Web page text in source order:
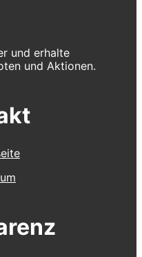
und erhalte
und Aktionen.